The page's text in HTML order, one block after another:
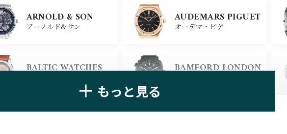
シャネル ショパール
クロノスイス
アラン・シルベスタイン
ARNOLD & SON
アーノルド&サン
AUDEMARS PIGUET
オーデマ・ピゲ
BALTIC WATCHES BAMFORD LONDON
もっと見る